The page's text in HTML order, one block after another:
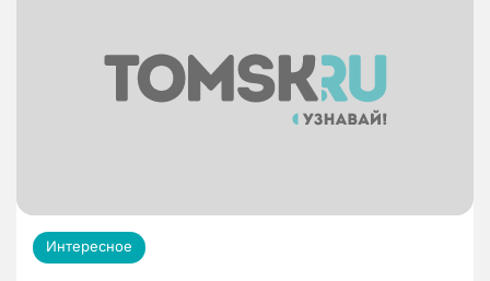
Интересное